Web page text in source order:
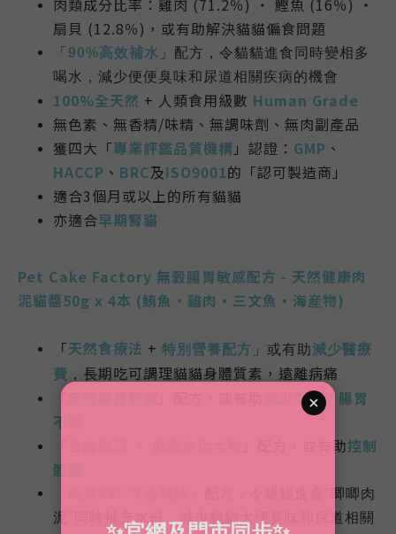
肉類成分比率：雞肉 (71.2％) ・ 鰹魚 (16％) ・
扇貝 (12.8％)，或有助解決貓貓偏食問題
「 90%高效補水 」配方，令貓貓進食同時變相多
喝水，減少便便臭味和尿道相關疾病的機會
100%全天然 + 人類食用級數 Human Grade
無色素、無香精/味精、無調味劑、無肉副產品
獲四大「專業評鑑品質機構 」認證： GMP 、
HACCP 、 BRC及ISO9001的「認可製造商」
適合3個月或以上的所有貓貓
亦適合早期腎貓
Pet Cake Factory 無穀腸胃敏感配方 - 天然健康肉
泥貓醬50g x 4本 (鮪魚・雞肉・三文魚・海産物)
「天然食療法 + 特別營養配方 」或有助減少醫療
費 ， 長期吃可調理貓貓身體質素，遠離病痛
「
減少嘔吐 / 腸胃
不適
」配方，或有助控制
體重
」配方，令貓貓進食"唧唧肉
泥"同時補充水份，減少貓貓大便臭味和尿道相關